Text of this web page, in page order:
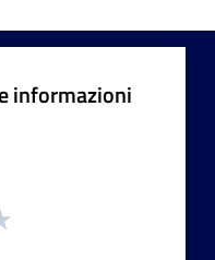
informazioni